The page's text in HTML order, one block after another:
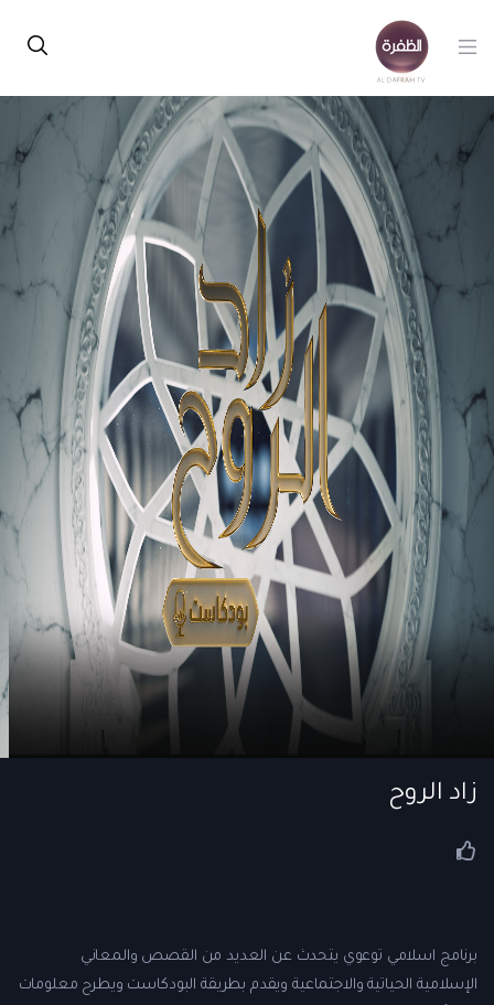
زاد الروح
برنامج اسلامي توعوي يتحدث عن العديد من القصص والمعاني
الإسلامية الحياتية والاجتماعية ويقدم بطريقة البودكاست ويطرح معلومات